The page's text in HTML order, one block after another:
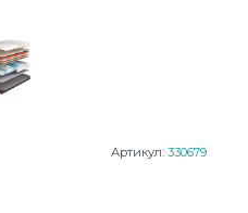
Артикул: 330679